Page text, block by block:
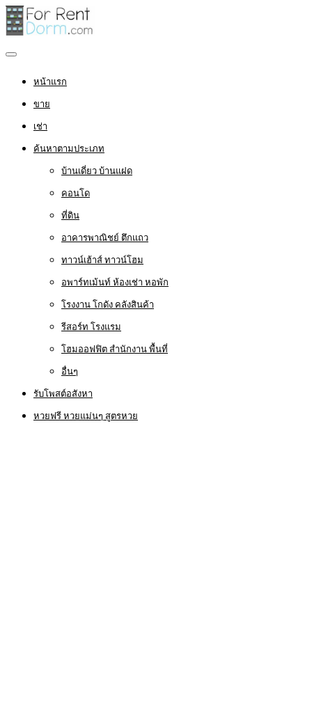
หน้าแรก
ขาย
เช่า
ค้นหาตามประเภท
บ้านเดี่ยว บ้านแฝด
คอนโด
ที่ดิน
อาคารพาณิชย์ ตึกแถว
ทาวน์เฮ้าส์ ทาวน์โฮม
อพาร์ทเม้นท์ ห้องเช่า หอพัก
โรงงาน โกดัง คลังสินค้า
รีสอร์ท โรงแรม
โฮมออฟฟิต สำนักงาน พื้นที่
อื่นๆ
รับโพสต์อสังหา
หวยฟรี หวยแม่นๆ สูตรหวย